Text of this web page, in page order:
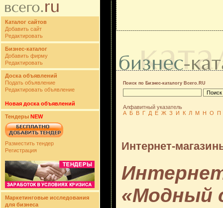
Каталог сайтов
Добавить сайт
Редактировать
Бизнес-каталог
Добавить фирму
Редактировать
Доска объявлений
Подать объявление
Редактировать объявление
Новая доска объявлений
Тендеры NEW
Разместить тендер
Регистрация
Маркетинговые исследования
для бизнеса
Поиск по Бизнес-каталогу Всего.RU
Алфавитный указатель
А Б В Г Д Е Ж З И К Л М Н О П
Интернет-
«Модный